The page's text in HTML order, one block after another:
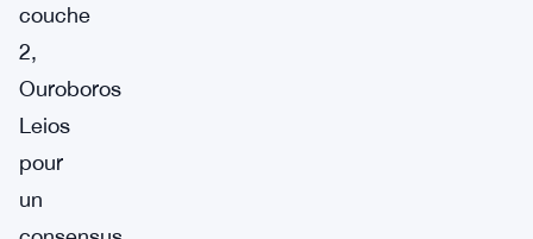
couche
2,
Ouroboros
Leios
pour
un